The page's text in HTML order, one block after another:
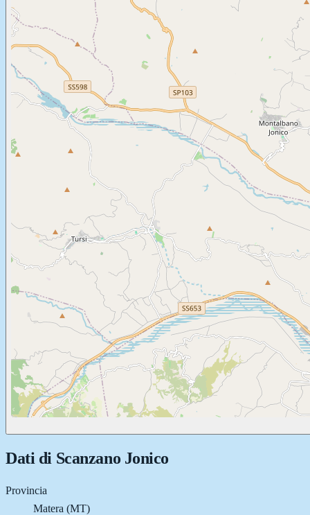
Dati di Scanzano Jonico
Provincia
Matera (MT)